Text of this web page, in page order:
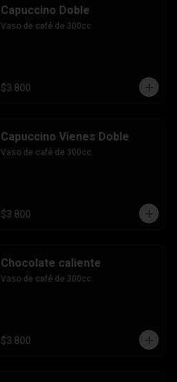
Capuccino Doble
Vaso de café de 300cc.
$3.800
Capuccino Vienes Doble
Vaso de café de 300cc.
$3.800
Chocolate caliente
Vaso de café de 300cc.
$3.800